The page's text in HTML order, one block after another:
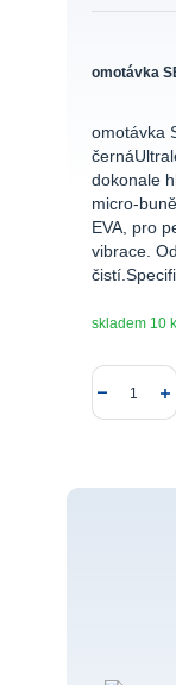
omotávka
omotávka
dokonale
micro-
EVA, pro
vibrace.
skladem 10